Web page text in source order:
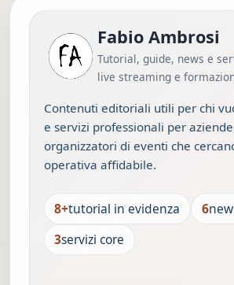
Fabio Ambrosi
Tutorial, guide, news e
live streaming e
Contenuti editoriali utili per chi
e servizi professionali per
organizzatori di eventi che
operativa affidabile.
8+tutorial in evidenza 6
3servizi core